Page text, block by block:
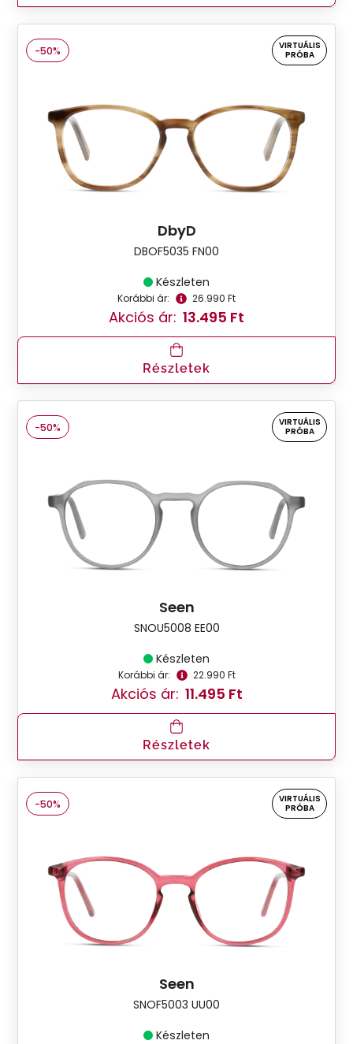
-50%
VIRTUÁLIS
PRÓBA
DbyD
DBOF5035 FN00
Készleten
Korábbi ár: 26.990 Ft
Akciós ár: 13.495 Ft
Részletek
-50%
VIRTUÁLIS
PRÓBA
Seen
SNOU5008 EE00
Készleten
Korábbi ár: 22.990 Ft
Akciós ár: 11.495 Ft
Részletek
-50%
VIRTUÁLIS
PRÓBA
Seen
SNOF5003 UU00
Készleten